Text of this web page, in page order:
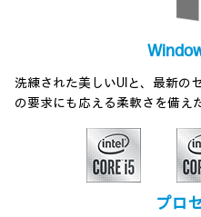
洗練された美しいUIと、最新の
の要求にも応える柔軟さを備え
プロ